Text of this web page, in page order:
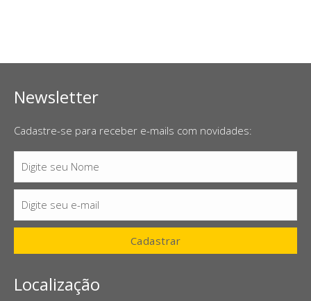
Newsletter
Cadastre-se para receber e-mails com novidades:
Nome
Digite seu Nome
E-
mail
Digite seu e-mail
Cadastrar
Localização